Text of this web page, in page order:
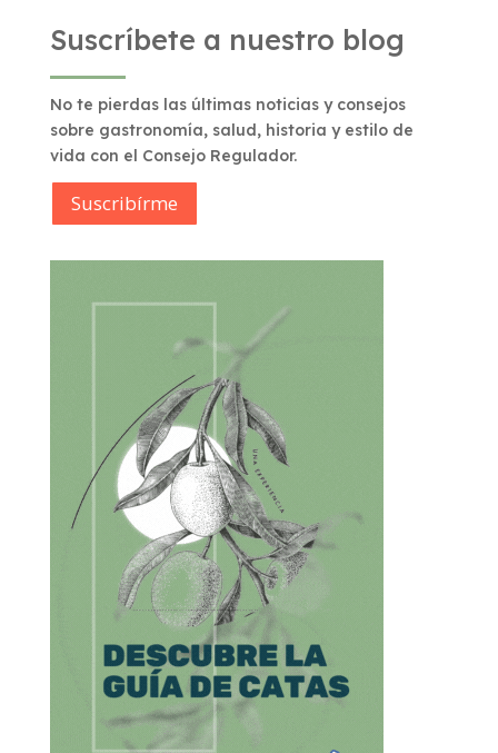
Suscríbete a nuestro blog
No te pierdas las últimas noticias y consejos
sobre gastronomía, salud, historia y estilo de
vida con el Consejo Regulador.
Suscribírme